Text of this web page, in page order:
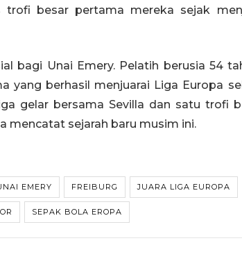
trofi besar pertama mereka sejak
bagi Unai Emery. Pelatih berusia 54
yang berhasil menjuarai Liga Europa
gelar bersama Sevilla dan satu trofi
mencatat sejarah baru musim ini.
EMERY FREIBURG JUARA LIGA EUROPA
SEPAK BOLA EROPA